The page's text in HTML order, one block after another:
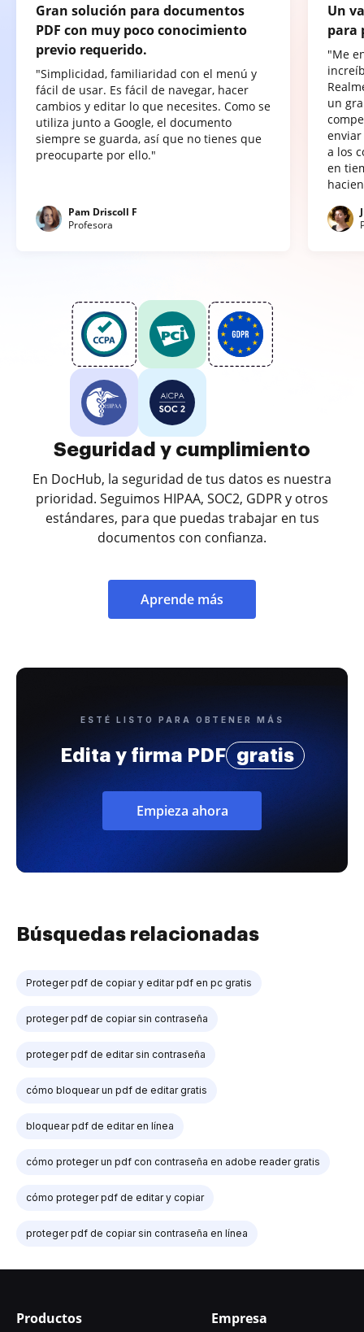
Gran solución para documentos
PDF con muy poco conocimiento
previo requerido.
"Simplicidad, familiaridad con el menú y
fácil de usar. Es fácil de navegar, hacer
cambios y editar lo que necesites. Como se
utiliza junto a Google, el documento
siempre se guarda, así que no tienes que
preocuparte por ello."
Pam Driscoll F
Profesora
Un
para
"Me
un
a los
en
Seguridad y cumplimiento
En DocHub, la seguridad de tus datos es nuestra
prioridad. Seguimos HIPAA, SOC2, GDPR y otros
estándares, para que puedas trabajar en tus
documentos con confianza.
Aprende más
ESTÉ LISTO PARA OBTENER MÁS
Edita y firma PDF gratis
Empieza ahora
Búsquedas relacionadas
Proteger pdf de copiar y editar pdf en pc gratis
proteger pdf de copiar sin contraseña
proteger pdf de editar sin contraseña
cómo bloquear un pdf de editar gratis
bloquear pdf de editar en línea
cómo proteger un pdf con contraseña en adobe reader gratis
cómo proteger pdf de editar y copiar
proteger pdf de copiar sin contraseña en línea
Productos Empresa